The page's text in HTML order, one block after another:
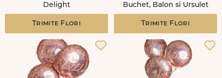
Delight
Trimite Flori
Buchet, Balon si Ursulet
Trimite Flori